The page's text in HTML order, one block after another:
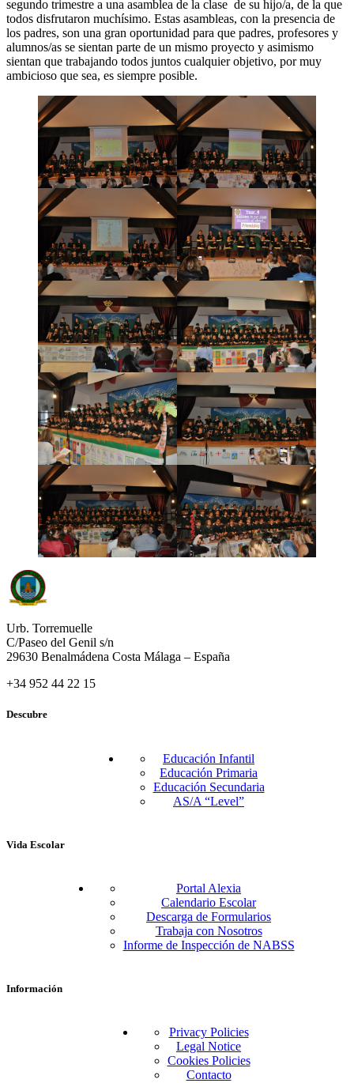
segundo trimestre a una asamblea de la clase de su hijo/a, de la que
todos disfrutaron muchísimo. Estas asambleas, con la presencia de
los padres, son una gran oportunidad para que padres, profesores y
alumnos/as se sientan parte de un mismo proyecto y asimismo
sientan que trabajando todos juntos cualquier objetivo, por muy
ambicioso que sea, es siempre posible.
Urb. Torremuelle
C/Paseo del Genil s/n
29630 Benalmádena Costa Málaga – España
+34 952 44 22 15
Descubre
Educación Infantil
Educación Primaria
Educación Secundaria
AS/A “Level”
Vida Escolar
Portal Alexia
Calendario Escolar
Descarga de Formularios
Trabaja con Nosotros
Informe de Inspección de NABSS
Información
Privacy Policies
Legal Notice
Cookies Policies
Contacto